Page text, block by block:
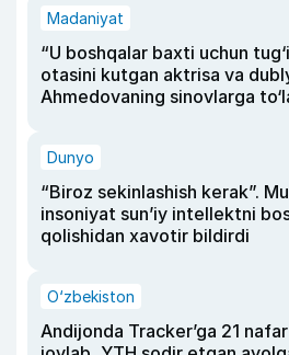
Madaniyat
“U boshqalar baxti uchun
otasini kutgan aktrisa va
Ahmedovaning sinovlarga
Dunyo
“Biroz sekinlashish kerak”.
insoniyat sun’iy intellektni
qolishidan xavotir bildirdi
O‘zbekiston
Andijonda Tracker’ga 21